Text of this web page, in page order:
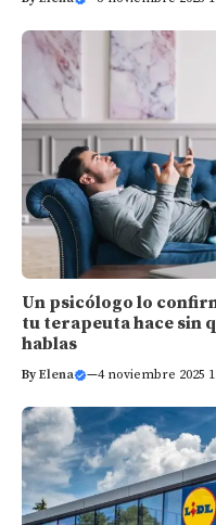
Un psicólogo lo
tu terapeuta hace sin
hablas
ByElena —4 noviembre 2025